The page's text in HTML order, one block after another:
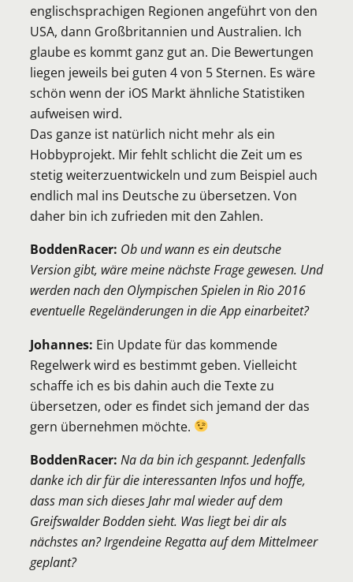
englischsprachigen Regionen angeführt von den
USA, dann Großbritannien und Australien. Ich
glaube es kommt ganz gut an. Die Bewertungen
liegen jeweils bei guten 4 von 5 Sternen. Es wäre
schön wenn der iOS Markt ähnliche Statistiken
aufweisen wird.
Das ganze ist natürlich nicht mehr als ein
Hobbyprojekt. Mir fehlt schlicht die Zeit um es
stetig weiterzuentwickeln und zum Beispiel auch
endlich mal ins Deutsche zu übersetzen. Von
daher bin ich zufrieden mit den Zahlen.
BoddenRacer: Ob und wann es ein deutsche
Version gibt, wäre meine nächste Frage gewesen. Und
werden nach den Olympischen Spielen in Rio 2016
eventuelle Regeländerungen in die App einarbeitet?
Johannes: Ein Update für das kommende
Regelwerk wird es bestimmt geben. Vielleicht
schaffe ich es bis dahin auch die Texte zu
übersetzen, oder es findet sich jemand der das
gern übernehmen möchte.
BoddenRacer: Na da bin ich gespannt. Jedenfalls
danke ich dir für die interessanten Infos und hoffe,
dass man sich dieses Jahr mal wieder auf dem
Greifswalder Bodden sieht. Was liegt bei dir als
nächstes an? Irgendeine Regatta auf dem Mittelmeer
geplant?